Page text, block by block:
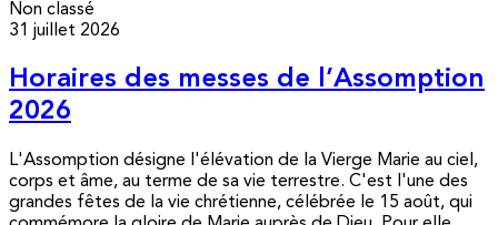
Non classé
31 juillet 2026
Horaires des messes de l’Assomption
2026
L'Assomption désigne l'élévation de la Vierge Marie au ciel,
corps et âme, au terme de sa vie terrestre. C'est l'une des
grandes fêtes de la vie chrétienne, célébrée le 15 août, qui